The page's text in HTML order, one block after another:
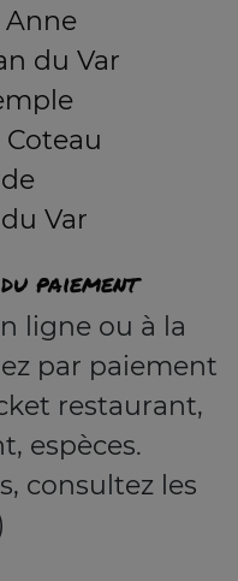
Anne
du Var
Var
paiement
ligne ou à la
par paiement
restaurant,
espèces.
consultez les